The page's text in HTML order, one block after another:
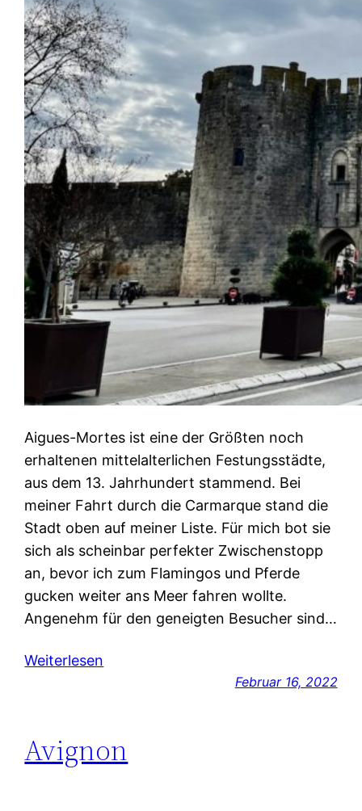
Aigues-Mortes ist eine der Größten noch
erhaltenen mittelalterlichen Festungsstädte,
aus dem 13. Jahrhundert stammend. Bei
meiner Fahrt durch die Carmarque stand die
Stadt oben auf meiner Liste. Für mich bot sie
sich als scheinbar perfekter Zwischenstopp
an, bevor ich zum Flamingos und Pferde
gucken weiter ans Meer fahren wollte.
Angenehm für den geneigten Besucher sind…
Weiterlesen
Februar 16, 2022
Avignon